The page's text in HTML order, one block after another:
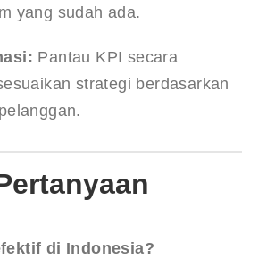
yang sudah ada.
Pantau KPI secara
strategi berdasarkan
di Indonesia?